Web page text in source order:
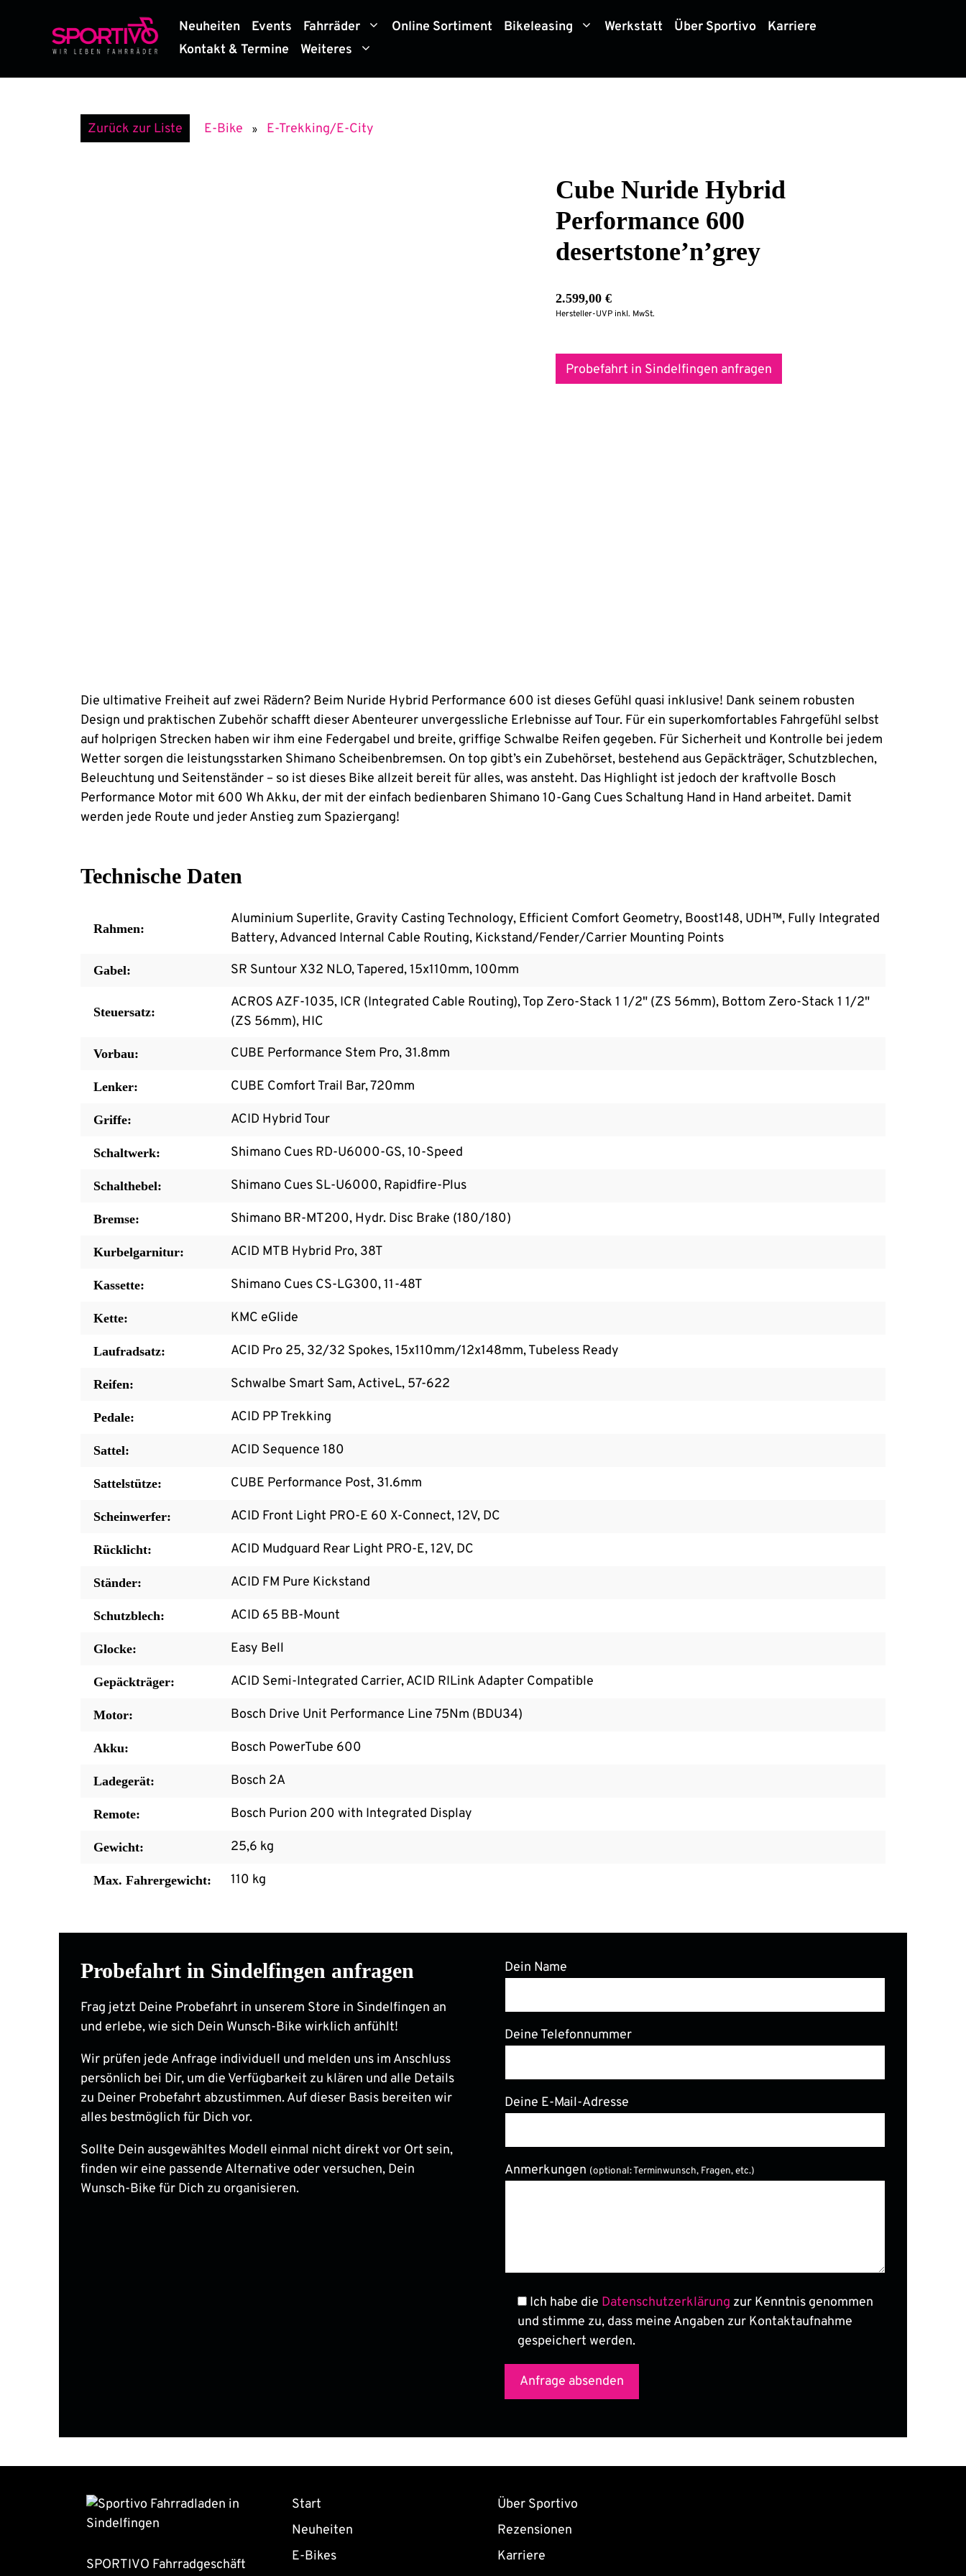
Neuheiten Events Fahrräder Online Sortiment Bikeleasing Werkstatt Über Sportivo
Karriere
Kontakt & Termine
Weiteres
Zurück zur Liste E-Bike » E-Trekking/E-City
Cube Nuride Hybrid
Performance 600
desertstone’n’grey
2.599,00 €
Hersteller-UVP inkl. MwSt.
Probefahrt in Sindelfingen anfragen
Die ultimative Freiheit auf zwei Rädern? Beim Nuride Hybrid Performance 600 ist dieses Gefühl quasi inklusive! Dank seinem robusten
Design und praktischen Zubehör schafft dieser Abenteurer unvergessliche Erlebnisse auf Tour. Für ein superkomfortables Fahrgefühl selbst
auf holprigen Strecken haben wir ihm eine Federgabel und breite, griffige Schwalbe Reifen gegeben. Für Sicherheit und Kontrolle bei jedem
Wetter sorgen die leistungsstarken Shimano Scheibenbremsen. On top gibt’s ein Zubehörset, bestehend aus Gepäckträger, Schutzblechen,
Beleuchtung und Seitenständer – so ist dieses Bike allzeit bereit für alles, was ansteht. Das Highlight ist jedoch der kraftvolle Bosch
Performance Motor mit 600 Wh Akku, der mit der einfach bedienbaren Shimano 10-Gang Cues Schaltung Hand in Hand arbeitet. Damit
werden jede Route und jeder Anstieg zum Spaziergang!
Technische Daten
Rahmen:
Aluminium Superlite, Gravity Casting Technology, Efficient Comfort Geometry, Boost148, UDH™, Fully Integrated
Battery, Advanced Internal Cable Routing, Kickstand/Fender/Carrier Mounting Points
Gabel: SR Suntour X32 NLO, Tapered, 15x110mm, 100mm
Steuersatz:
ACROS AZF-1035, ICR (Integrated Cable Routing), Top Zero-Stack 1 1/2" (ZS 56mm), Bottom Zero-Stack 1 1/2"
(ZS 56mm), HIC
Vorbau: CUBE Performance Stem Pro, 31.8mm
Lenker: CUBE Comfort Trail Bar, 720mm
Griffe: ACID Hybrid Tour
Schaltwerk: Shimano Cues RD-U6000-GS, 10-Speed
Schalthebel: Shimano Cues SL-U6000, Rapidfire-Plus
Bremse: Shimano BR-MT200, Hydr. Disc Brake (180/180)
Kurbelgarnitur: ACID MTB Hybrid Pro, 38T
Kassette: Shimano Cues CS-LG300, 11-48T
Kette: KMC eGlide
Laufradsatz: ACID Pro 25, 32/32 Spokes, 15x110mm/12x148mm, Tubeless Ready
Reifen: Schwalbe Smart Sam, ActiveL, 57-622
Pedale: ACID PP Trekking
Sattel: ACID Sequence 180
Sattelstütze: CUBE Performance Post, 31.6mm
Scheinwerfer: ACID Front Light PRO-E 60 X-Connect, 12V, DC
Rücklicht: ACID Mudguard Rear Light PRO-E, 12V, DC
Ständer: ACID FM Pure Kickstand
Schutzblech: ACID 65 BB-Mount
Glocke: Easy Bell
Gepäckträger: ACID Semi-Integrated Carrier, ACID RILink Adapter Compatible
Motor: Bosch Drive Unit Performance Line 75Nm (BDU34)
Akku: Bosch PowerTube 600
Ladegerät: Bosch 2A
Remote: Bosch Purion 200 with Integrated Display
Gewicht: 25,6 kg
Max. Fahrergewicht: 110 kg
Probefahrt in Sindelfingen anfragen
Frag jetzt Deine Probefahrt in unserem Store in Sindelfingen an
und erlebe, wie sich Dein Wunsch-Bike wirklich anfühlt!
Wir prüfen jede Anfrage individuell und melden uns im Anschluss
persönlich bei Dir, um die Verfügbarkeit zu klären und alle Details
zu Deiner Probefahrt abzustimmen. Auf dieser Basis bereiten wir
alles bestmöglich für Dich vor.
Sollte Dein ausgewähltes Modell einmal nicht direkt vor Ort sein,
finden wir eine passende Alternative oder versuchen, Dein
Wunsch-Bike für Dich zu organisieren.
Dein Name
Deine Telefonnummer
Deine E-Mail-Adresse
Bitte lasse dieses Feld leer.
Anmerkungen (optional: Terminwunsch, Fragen, etc.)
Ich habe die Datenschutzerklärung zur Kenntnis genommen
und stimme zu, dass meine Angaben zur Kontaktaufnahme
gespeichert werden.
SPORTIVO Fahrradgeschäft
Start
Neuheiten
E-Bikes
Über Sportivo
Rezensionen
Karriere